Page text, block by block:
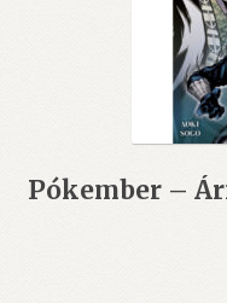
Pókember –